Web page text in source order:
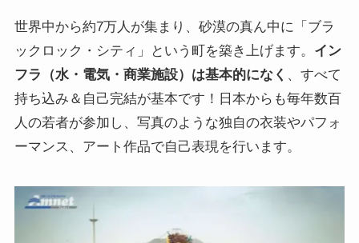
世界中から約7万人が集まり、砂漠の真ん中に「ブラ
ックロック・シティ」という町を築き上げます。 イン
フラ（水・電気・商業施設）は基本的になく 、すべて
持ち込み＆自己完結が基本です！日本からも毎年数百
人の若者が参加し、写真のような独自の衣装やパフォ
ーマンス、アート作品で自己表現を行います。